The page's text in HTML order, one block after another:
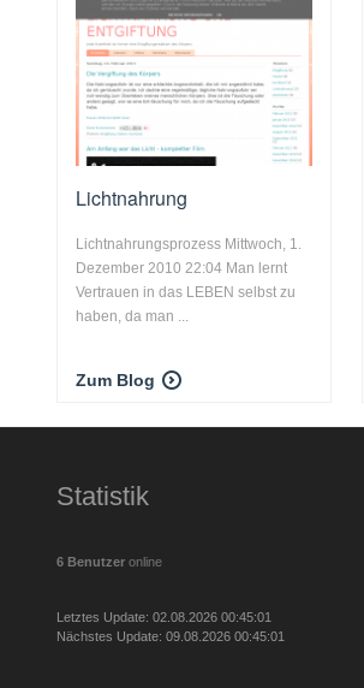
Lichtnahrung
Lichtnahrungsprozess Mittwoch, 1.
Dezember 2010 22:04 Man lernt
Vertrauen in das LEBEN selbst zu
haben, da man ...
Zum Blog
Statistik
6 Benutzer online
Letztes Update: 02.08.2026 00:45:01
Nächstes Update: 09.08.2026 00:45:01